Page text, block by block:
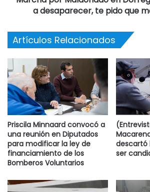
estrategias políticas y por propia
de sus dirigentes , no contienen
que rebase, aunque sea minimamente,
Frentes, rejuntes, alianzas,
duran lo que el agua en una mano. Eso
institucional, republicano, para eso
desde hace mas de cien años.
(*) CONDUCE DORREGO DESPIERTA,
VIERNES, DE 7 A 9 POR LA DORREGO.
a desaparecer, te pido que
Artículos Relacionados
Priscila Minnaard convocó a
una reunión en Diputados
para modificar la ley de
financiamiento de los
Bomberos Voluntarios
descartó
ser